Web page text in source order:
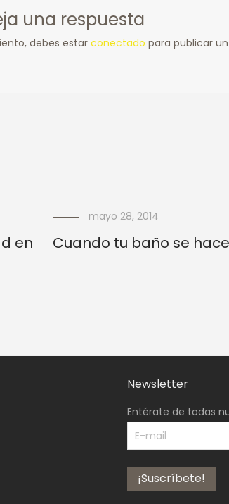
una respuesta
debes estarconectado para publicar
en
mayo 28, 2014
Cuando tu baño se
Newsletter
Entérate de todas